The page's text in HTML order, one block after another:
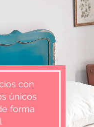
con
únicos
forma